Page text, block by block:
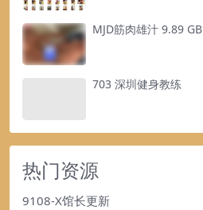
MJD筋肉雄汁 9.89 GB
703 深圳健身教练
热门资源
9108-X馆长更新